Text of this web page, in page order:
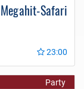
Safari
23:00
Party